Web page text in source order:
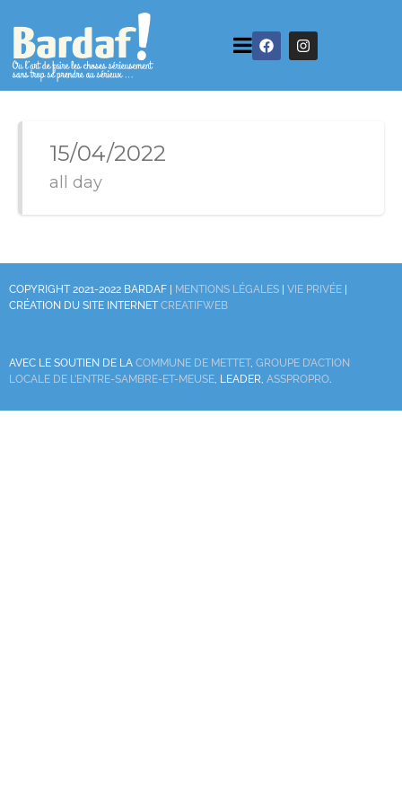
15/04/2022
all day
COPYRIGHT 2021-2022 BARDAF | MENTIONS LÉGALES VIE PRIVÉE
CRÉATION DU SITE INTERNETCREATIFWEB
AVEC LE SOUTIEN DE LA COMMUNE DE METTET, GROUPE D’ACTION
LOCALE DE L’ENTRE-SAMBRE-ET-MEUSE, LEADER, ASSPROPRO.